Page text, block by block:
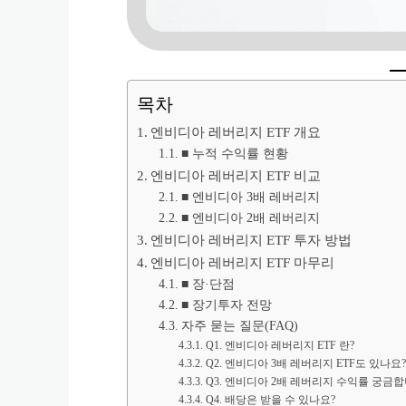
목차
엔비디아 레버리지 ETF 개요
■ 누적 수익률 현황
엔비디아 레버리지 ETF 비교
■ 엔비디아 3배 레버리지
■ 엔비디아 2배 레버리지
엔비디아 레버리지 ETF 투자 방법
엔비디아 레버리지 ETF 마무리
■ 장·단점
■ 장기투자 전망
자주 묻는 질문(FAQ)
Q1. 엔비디아 레버리지 ETF 란?
Q2. 엔비디아 3배 레버리지 ETF도 있나요?
Q3. 엔비디아 2배 레버리지 수익률 궁금
Q4. 배당은 받을 수 있나요?